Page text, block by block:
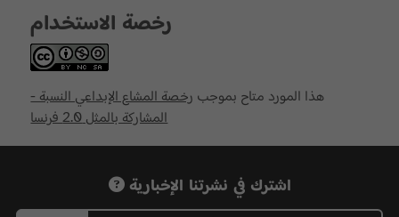
رخصة الاستخدام
هذا المورد متاح بموجب رخصة المشاع الإبداعي النسبة -
المشاركة بالمثل 2.0 فرنسا
اشترك في نشرتنا الإخبارية